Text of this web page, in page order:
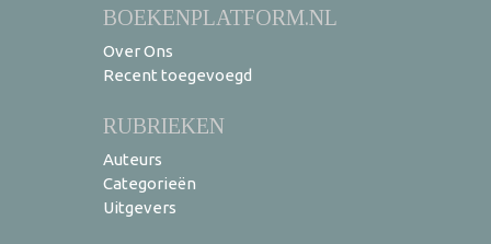
BOEKENPLATFORM.NL
Over Ons
Recent toegevoegd
RUBRIEKEN
Auteurs
Categorieën
Uitgevers